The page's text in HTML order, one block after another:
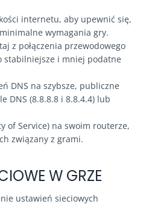
internetu, aby upewnić się,
wymagania gry.
z połączenia przewodowego
stabilniejsze i mniej podatne
DNS na szybsze, publiczne
DNS (8.8.8.8 i 8.8.4.4) lub
of Service) na swoim routerze,
związany z grami.
W GRZE
ustawień sieciowych